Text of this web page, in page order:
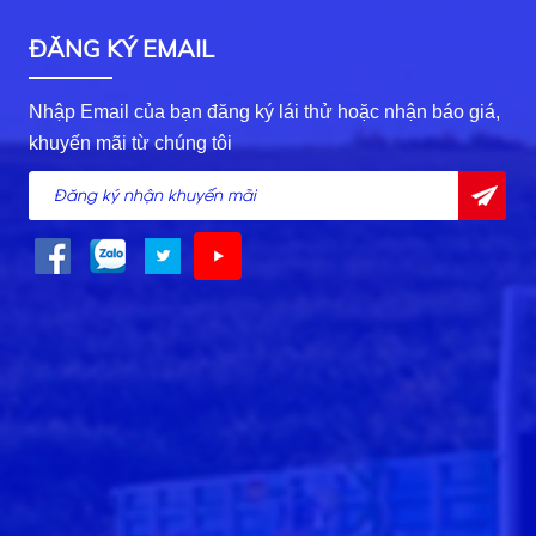
ĐĂNG KÝ EMAIL
Nhập Email của bạn đăng ký lái thử hoặc nhận báo giá,
khuyến mãi từ chúng tôi